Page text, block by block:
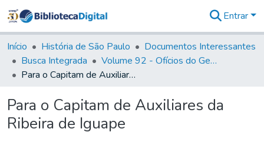
&
Coleções
Tudo na
Biblioteca
Estatísticas
Entrar
Início História de São Paulo
Documentos Interessantes
Busca Integrada
Volume 92 - Ofícios do General D. Luiz aos diversos funcionários da Capitania (1768- 1772)
Para o Capitam de Auxiliares da Ribeira de Iguape
Para o Capitam de Auxiliares da
Ribeira de Iguape